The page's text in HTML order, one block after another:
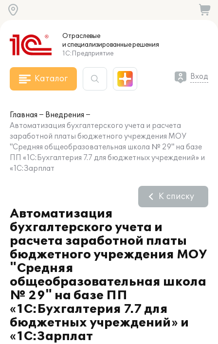
Отраслевые
и специализированныерешения
1С:Предприятие
Каталог Вход
Главная
Внедрения
Автоматизация бухгалтерского учета и расчета
заработной платы бюджетного учреждения МОУ
"Средняя общеобразовательная школа № 29" на базе
ПП «1С:Бухгалтерия 7.7 для бюджетных учреждений» и
«1С:Зарплат
Автоматизация
бухгалтерского учета и
расчета заработной платы
бюджетного учреждения МОУ
"Средняя
общеобразовательная школа
№ 29" на базе ПП
«1С:Бухгалтерия 7.7 для
бюджетных учреждений» и
«1С:Зарплат
К списку